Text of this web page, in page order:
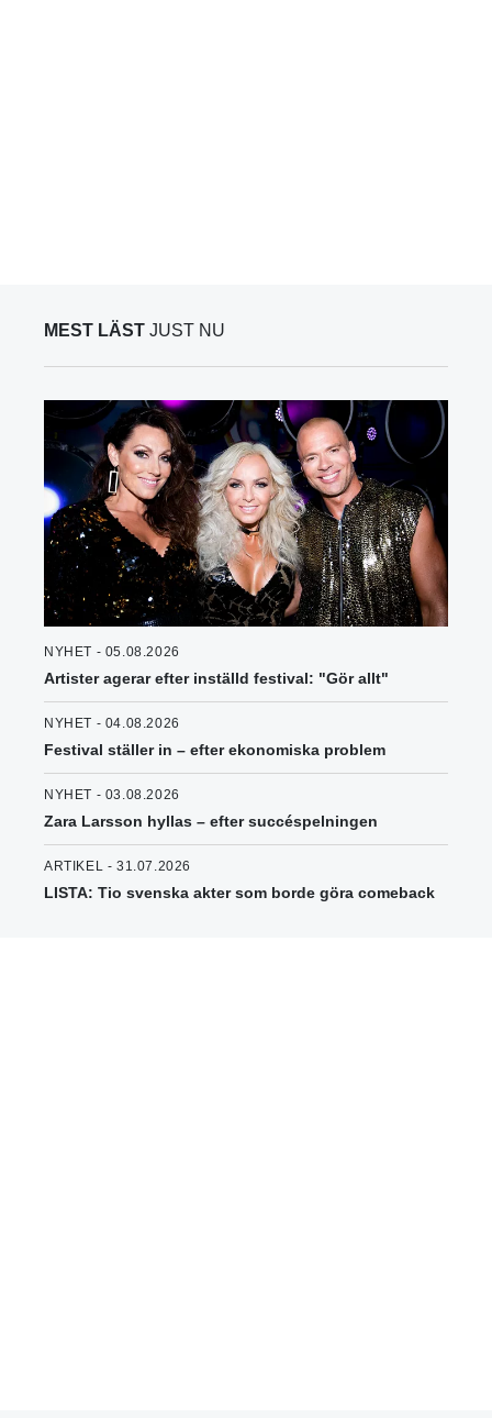
MEST LÄST JUST NU
NYHET - 05.08.2026
Artister agerar efter inställd festival: "Gör allt"
NYHET - 04.08.2026
Festival ställer in – efter ekonomiska problem
NYHET - 03.08.2026
Zara Larsson hyllas – efter succéspelningen
ARTIKEL - 31.07.2026
LISTA: Tio svenska akter som borde göra comeback